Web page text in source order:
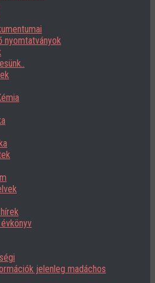
nyomtatványok
jelenleg madáchos